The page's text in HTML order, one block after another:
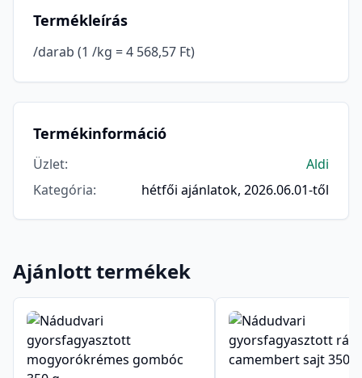
Termékleírás
/darab (1 /kg = 4 568,57 Ft)
Termékinformáció
Üzlet:
Aldi
Kategória: hétfői ajánlatok, 2026.06.01-től
Ajánlott termékek